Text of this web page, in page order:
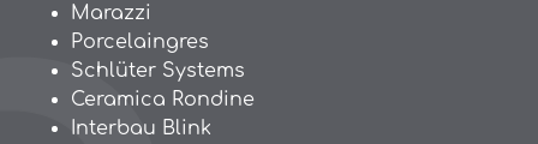
Marazzi
Porcelaingres
Schlüter Systems
Ceramica Rondine
Interbau Blink